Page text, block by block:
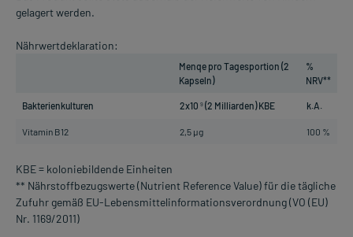
gelagert werden.
Nährwertdeklaration:
Menqe pro Tagesportion (2
Kapseln)
%
NRV**
Bakterienkulturen 2x10 9 (2 Milliarden) KBE k.A.
Vitamin B12 2,5 µg 100 %
KBE = koloniebildende Einheiten
** Nährstoffbezugswerte (Nutrient Reference Value) für die tägliche
Zufuhr gemäß EU-Lebensmittelinformationsverordnung (VO (EU)
Nr. 1169/2011)